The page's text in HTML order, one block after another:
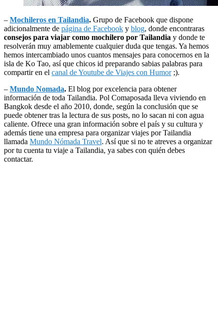
– Mochileros en Tailandia. Grupo de Facebook que dispone
adicionalmente de página de Facebook y blog, donde encontraras
consejos para viajar como mochilero por Tailandia y donde te
resolverán muy amablemente cualquier duda que tengas. Ya hemos
hemos intercambiado unos cuantos mensajes para conocernos en la
isla de Ko Tao, así que chicos id preparando sabias palabras para
compartir en el canal de Youtube de Viajes con Humor;).
– Mundo Nomada. El blog por excelencia para obtener
información de toda Tailandia. Pol Comaposada lleva viviendo en
Bangkok desde el año 2010, donde, según la conclusión que se
puede obtener tras la lectura de sus posts, no lo sacan ni con agua
caliente. Ofrece una gran información sobre el país y su cultura y
además tiene una empresa para organizar viajes por Tailandia
llamada Mundo Nómada Travel. Así que si no te atreves a organizar
por tu cuenta tu viaje a Tailandia, ya sabes con quién debes
contactar.